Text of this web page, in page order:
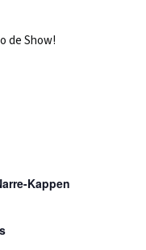
de Show!
Kappen